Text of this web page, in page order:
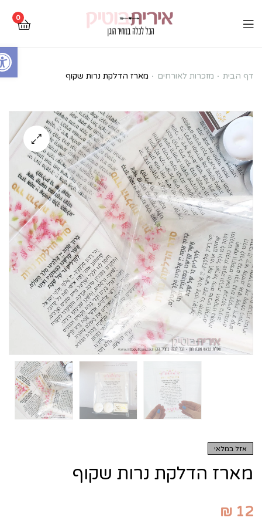
Open toolbar
0
מארז
נרות
שקוף
דף הבית מזכרות לאורחים מארז הדלקת נרות שקוף
אזל במלאי
מארז הדלקת נרות שקוף
₪ 12